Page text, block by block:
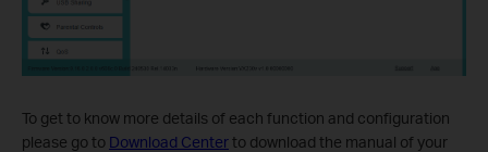
To get to know more details of each function and configuration
please go to Download Centerto download the manual of your